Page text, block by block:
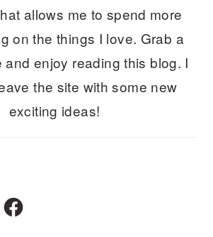
allows me to spend more
on the things I love. Grab a
and enjoy reading this blog. I
the site with some new
exciting ideas!
Facebook